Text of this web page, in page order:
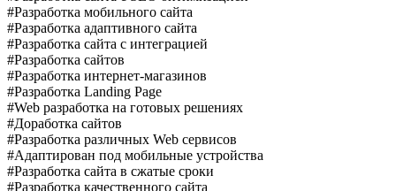
#Разработка мобильного сайта
#Разработка адаптивного сайта
#Разработка сайта с интеграцией
#Разработка сайтов
#Разработка интернет-магазинов
#Разработка Landing Page
#Web разработка на готовых решениях
#Доработка сайтов
#Разработка различных Web сервисов
#Адаптирован под мобильные устройства
#Разработка сайта в сжатые сроки
#Разработка качественного сайта